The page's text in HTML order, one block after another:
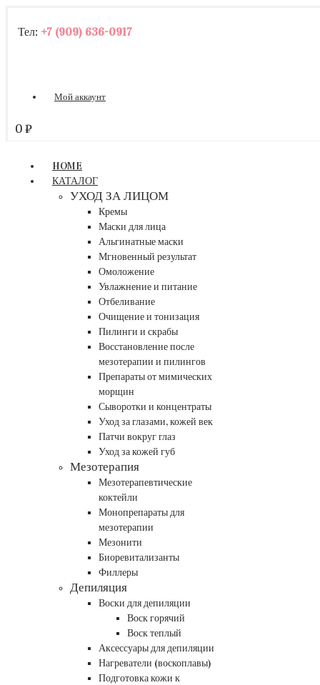
Тел: +7 (909) 636-0917
Мой аккаунт
0₽
HOME
КАТАЛОГ
УХОД ЗА ЛИЦОМ
Кремы
Маски для лица
Альгинатные маски
Мгновенный результат
Омоложение
Увлажнение и питание
Отбеливание
Очищение и тонизация
Пилинги и скрабы
Восстановление после
мезотерапии и пилингов
Препараты от мимических
морщин
Сыворотки и концентраты
Уход за глазами, кожей век
Патчи вокруг глаз
Уход за кожей губ
Мезотерапия
Мезотерапевтические
коктейли
Монопрепараты для
мезотерапии
Мезонити
Биоревитализанты
Филлеры
Депиляция
Воски для депиляции
Воск горячий
Воск теплый
Аксессуары для депиляции
Нагреватели (воскоплавы)
Подготовка кожи к